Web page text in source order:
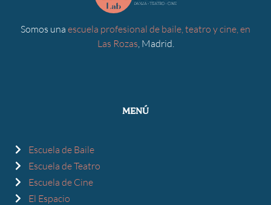
Somos una escuela profesional de baile, teatro y cine, en
Las Rozas, Madrid.
MENÚ
Escuela de Baile
Escuela de Teatro
Escuela de Cine
El Espacio